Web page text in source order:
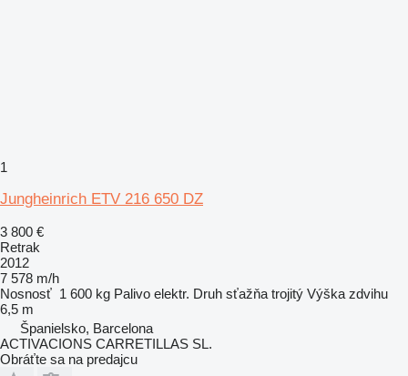
1
Jungheinrich ETV 216 650 DZ
3 800 €
Retrak
2012
7 578 m/h
Nosnosť 1 600 kg Palivo elektr. Druh sťažňa trojitý Výška zdvihu
6,5 m
Španielsko, Barcelona
ACTIVACIONS CARRETILLAS SL.
Obráťte sa na predajcu